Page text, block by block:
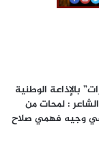
بالإذاعة الوطنية
: لمحات من
وجيه فهمي صلاح